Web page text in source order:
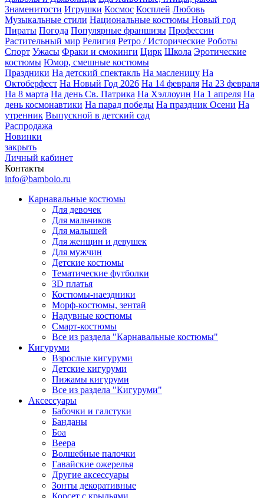
Знаменитости Игрушки Космос Косплей Любовь
Музыкальные стили Национальные костюмы Новый год
Пираты Погода Популярные франшизы Профессии
Растительный мир Религия Ретро / Исторические Роботы
Спорт Ужасы Фраки и смокинги Цирк Школа Эротические
костюмы Юмор, смешные костюмы
Праздники На детский спектакль На масленицу На
Октоберфест На Новый Год 2026 На 14 февраля На 23 февраля
На 8 марта На день Св. Патрика На Хэллоуин На 1 апреля На
день космонавтики На парад победы На праздник Осени На
утренник Выпускной в детский сад
Распродажа
Новинки
закрыть
Личный кабинет
Контакты
info@bambolo.ru
Карнавальные костюмы
Для девочек
Для мальчиков
Для малышей
Для женщин и девушек
Для мужчин
Детские костюмы
Тематические футболки
3D платья
Костюмы-наездники
Морф-костюмы, зентай
Надувные костюмы
Смарт-костюмы
Все из раздела "Карнавальные костюмы"
Кигуруми
Взрослые кигуруми
Детские кигуруми
Пижамы кигуруми
Все из раздела "Кигуруми"
Аксессуары
Бабочки и галстуки
Банданы
Боа
Веера
Волшебные палочки
Гавайские ожерелья
Другие аксессуары
Зонты декоративные
Корсет с крыльями